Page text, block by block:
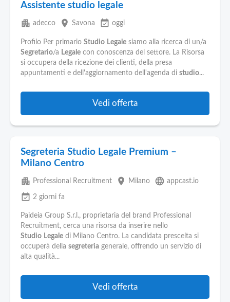
Assistente studio legale
apartment adecco place Savona event_available oggi
Profilo Per primario Studio Legale siamo alla ricerca di un/a
Segretario/a Legale con conoscenza del settore. La Risorsa
si occupera della ricezione dei clienti, della presa
appuntamenti e dell'aggiornamento dell'agenda di studio...
Vedi offerta
Segreteria Studio Legale Premium –
Milano Centro
apartment Professional Recruitment place Milano language appcast.io
event_available 2 giorni fa
Paideia Group S.r.l., proprietaria del brand Professional
Recruitment, cerca una risorsa da inserire nello
Studio Legale di Milano Centro. La candidata prescelta si
occuperà della segreteria generale, offrendo un servizio di
alta qualità...
Vedi offerta